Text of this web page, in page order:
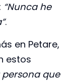
“Nunca he
.
en Petare,
estos
persona que